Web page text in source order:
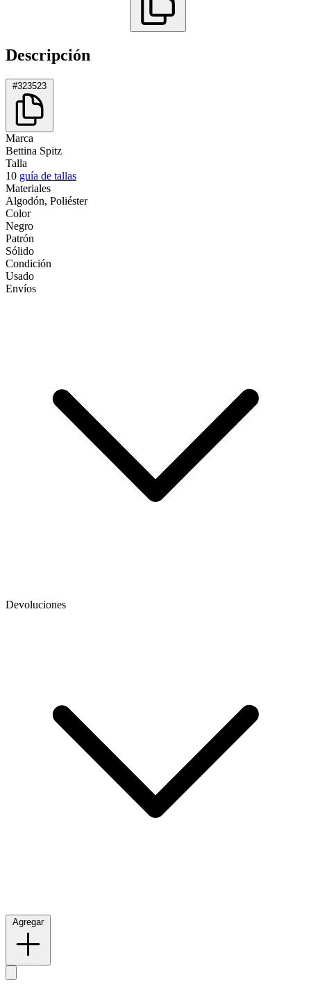
Descripción
#323523
Marca
Bettina Spitz
Talla
10 guía de tallas
Materiales
Algodón, Poliéster
Color
Negro
Patrón
Sólido
Condición
Usado
Envíos
Devoluciones
Agregar